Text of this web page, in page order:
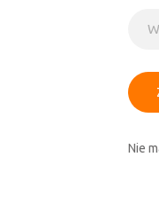
Nie